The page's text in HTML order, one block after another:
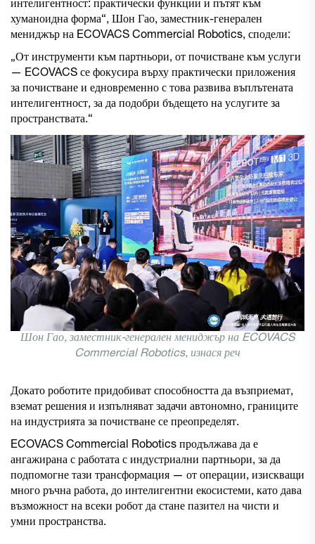
интелигентност: практически функции и пътят към
хуманоидна форма“, Шон Гао, заместник-генерален
мениджър на ECOVACS Commercial Robotics, сподели:
„От инструменти към партньори, от почистване към услуги
— ECOVACS се фокусира върху практически приложения
за почистване и едновременно с това развива въплътената
интелигентност, за да подобри бъдещето на услугите за
пространствата.“
Шон Гао, заместник-генерален мениджър на ECOVACS
Commercial Robotics, изнася реч
Докато роботите придобиват способността да възприемат,
вземат решения и изпълняват задачи автономно, границите
на индустрията за почистване се преопределят.
ECOVACS Commercial Robotics продължава да е
ангажирана с работата с индустриални партньори, за да
подпомогне тази трансформация — от операции, изискващи
много ръчна работа, до интелигентни екосистеми, като дава
възможност на всеки робот да стане пазител на чисти и
умни пространства.